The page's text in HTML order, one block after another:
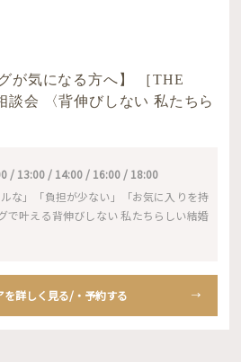
が気になる方へ】 ［THE
談会 〈背伸びしない 私たちら
/ 13:00 / 14:00 / 16:00 / 18:00
ルな」「負担が少ない」「お気に入りを持
で叶える背伸びしない 私たちらしい結婚
を詳しく見る/・予約する